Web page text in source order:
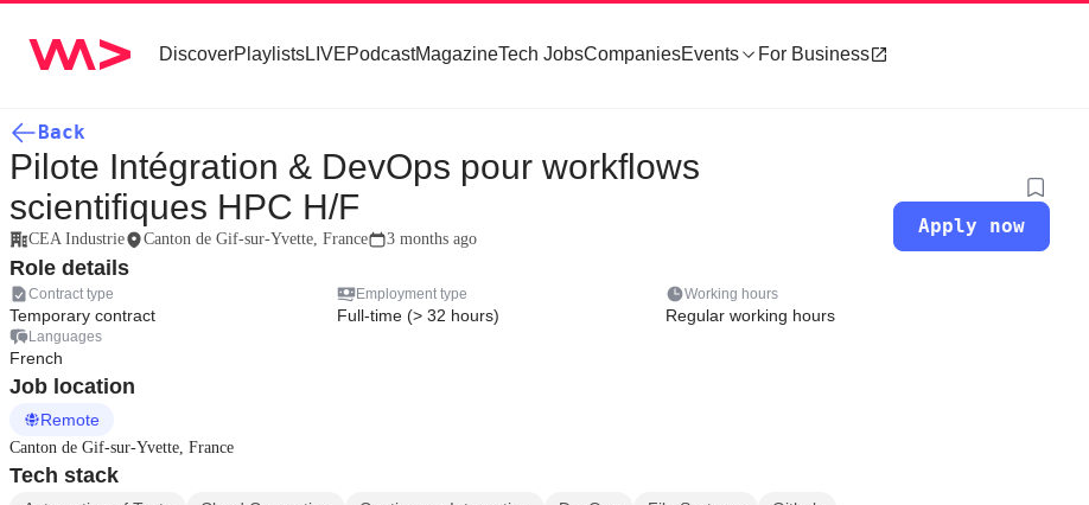
DiscoverPlaylistsLIVEPodcastMagazineTech JobsCompaniesEvents For Business
Back
Pilote Intégration & DevOps pour workflows
scientifiques HPC H/F
CEA Industrie Canton de Gif-sur-Yvette, France 3 months ago
Apply now
Role details
Contract type
Temporary contract
Employment type
Full-time (> 32 hours)
Working hours
Regular working hours
Languages
French
Job location
Remote
Canton de Gif-sur-Yvette, France
Tech stack